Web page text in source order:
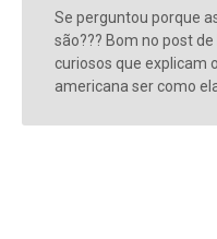
Se perguntou porque
são??? Bom no post
curiosos que explicam
americana ser como